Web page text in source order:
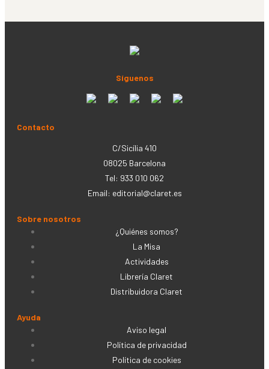
Síguenos
Contacto
C/Sicília 410
08025 Barcelona
Tel: 933 010 062
Email: editorial@claret.es
Sobre nosotros
¿Quiénes somos?
La Misa
Actividades
Librería Claret
Distribuidora Claret
Ayuda
Aviso legal
Política de privacidad
Política de cookies